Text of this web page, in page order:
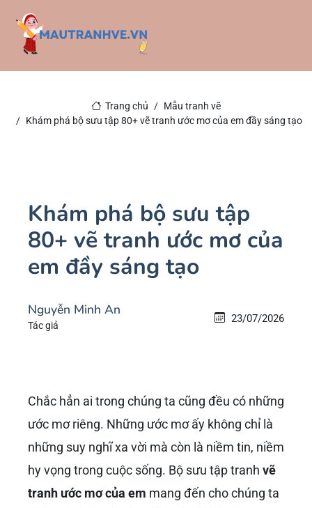
Trang chủ
Mẫu tranh vẽ
Khám phá bộ sưu tập 80+ vẽ tranh ước mơ của em đầy sáng tạo
Khám phá bộ sưu tập
80+ vẽ tranh ước mơ của
em đầy sáng tạo
Nguyễn Minh An
Tác giả
23/07/2026
Chắc hẳn ai trong chúng ta cũng đều có những
ước mơ riêng. Những ước mơ ấy không chỉ là
những suy nghĩ xa vời mà còn là niềm tin, niềm
hy vọng trong cuộc sống. Bộ sưu tập tranh vẽ
tranh ước mơ của em mang đến cho chúng ta